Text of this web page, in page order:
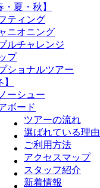
・夏・秋】
ティング
ニオニング
ルチャレンジ
プ
ショナルツアー
ーシュー
ボード
ツアーの流れ
選ばれている理由
ご利用方法
アクセスマップ
スタッフ紹介
新着情報